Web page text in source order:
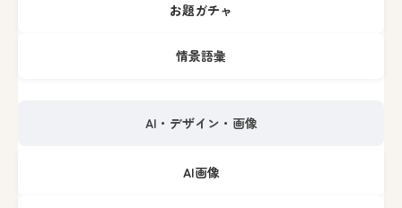
お題ガチャ
情景語彙
AI・デザイン・画像
AI画像